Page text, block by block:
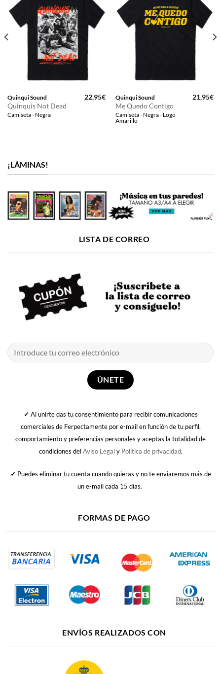
Quinqui Sound
Quinquis Not Dead
Camiseta - Negra
22,95€ Quinqui Sound
Me Quedo Contigo
Camiseta - Negra - Logo
Amarillo
21,95€
¡LÁMINAS!
LISTA DE CORREO
✓ Al unirte das tu consentimiento para recibir comunicaciones
comerciales de Ferpectamente por e-mail en función de tu perfil,
comportamiento y preferencias personales y aceptas la totalidad de
condiciones delAviso Legaly Política de privacidad.
✓ Puedes eliminar tu cuenta cuando quieras y no te enviaremos más de
un e-mail cada 15 días.
FORMAS DE PAGO
ENVÍOS REALIZADOS CON